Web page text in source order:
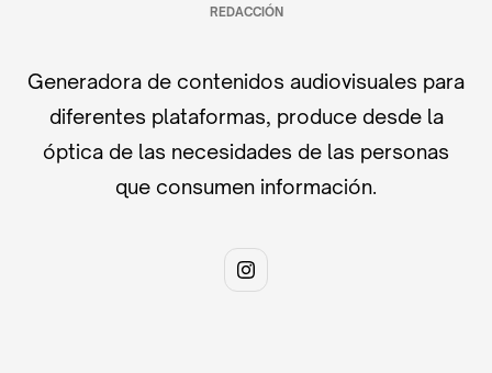
REDACCIÓN
Generadora de contenidos audiovisuales para
diferentes plataformas, produce desde la
óptica de las necesidades de las personas
que consumen información.